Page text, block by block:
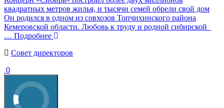
квадратных метров жилья, и тысячи семей обрели свой дом
Он родился в одном из совхозов Топчихинского района
Кемеровской области. Любовь к труду и родной сибирской
… Подробнее
Cовет директоров
0